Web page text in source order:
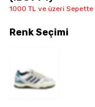
1000 TL ve üzeri
RenkSeçimi